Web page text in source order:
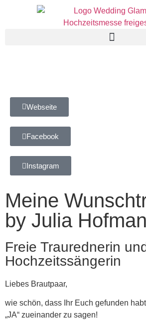
Webseite
Facebook
Instagram
Meine
by Julia
Freie Traurednerin
Hochzeitssängerin
Liebes Brautpaar,
wie schön, dass Ihr Euch gefunden
„JA“ zueinander zu sagen!